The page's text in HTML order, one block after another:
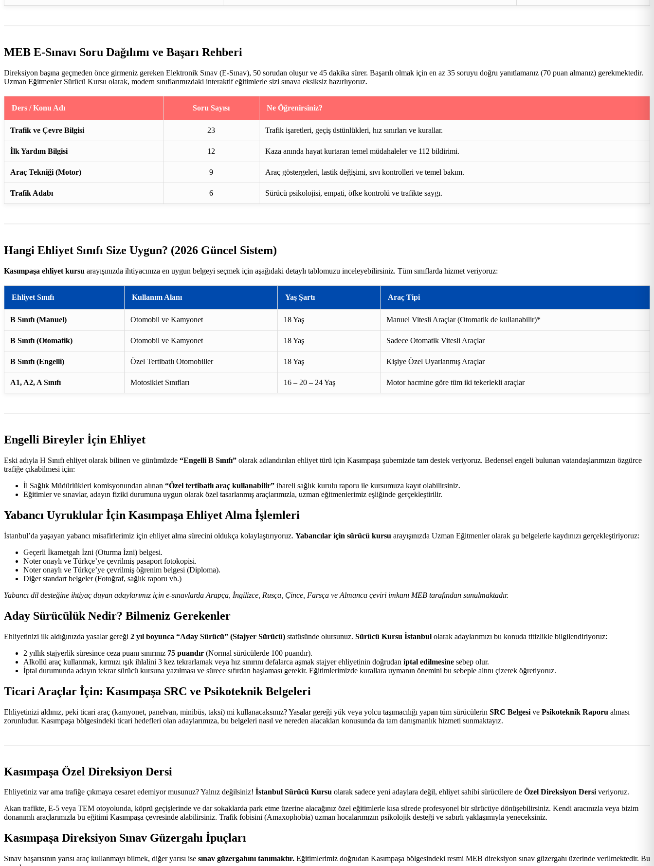
MEB E-Sınavı Soru Dağılımı ve Başarı Rehberi
Direksiyon başına geçmeden önce girmeniz gereken Elektronik Sınav (E-Sınav), 50 sorudan oluşur ve 45 dakika sürer. Başarılı olmak için en az 35 soruyu doğru yanıtlamanız (70 puan almanız) gerekmektedir.
Uzman Eğitmenler Sürücü Kursu olarak, modern sınıflarımızdaki interaktif eğitimlerle sizi sınava eksiksiz hazırlıyoruz.
Ders / Konu Adı Soru Sayısı Ne Öğrenirsiniz?
Trafik ve Çevre Bilgisi 23 Trafik işaretleri, geçiş üstünlükleri, hız sınırları ve kurallar.
İlk Yardım Bilgisi 12 Kaza anında hayat kurtaran temel müdahaleler ve 112 bildirimi.
Araç Tekniği (Motor) 9 Araç göstergeleri, lastik değişimi, sıvı kontrolleri ve temel bakım.
Trafik Adabı 6 Sürücü psikolojisi, empati, öfke kontrolü ve trafikte saygı.
Hangi Ehliyet Sınıfı Size Uygun? (2026 Güncel Sistem)
Kasımpaşa ehliyet kursu arayışınızda ihtiyacınıza en uygun belgeyi seçmek için aşağıdaki detaylı tablomuzu inceleyebilirsiniz. Tüm sınıflarda hizmet veriyoruz:
Ehliyet Sınıfı Kullanım Alanı Yaş Şartı Araç Tipi
B Sınıfı (Manuel) Otomobil ve Kamyonet 18 Yaş Manuel Vitesli Araçlar (Otomatik de kullanabilir)*
B Sınıfı (Otomatik) Otomobil ve Kamyonet 18 Yaş Sadece Otomatik Vitesli Araçlar
B Sınıfı (Engelli) Özel Tertibatlı Otomobiller 18 Yaş Kişiye Özel Uyarlanmış Araçlar
A1, A2, A Sınıfı Motosiklet Sınıfları 16 – 20 – 24 Yaş Motor hacmine göre tüm iki tekerlekli araçlar
Engelli Bireyler İçin Ehliyet
Eski adıyla H Sınıfı ehliyet olarak bilinen ve günümüzde “Engelli B Sınıfı” olarak adlandırılan ehliyet türü için Kasımpaşa şubemizde tam destek veriyoruz. Bedensel engeli bulunan vatandaşlarımızın özgürce
trafiğe çıkabilmesi için:
İl Sağlık Müdürlükleri komisyonundan alınan “Özel tertibatlı araç kullanabilir” ibareli sağlık kurulu raporu ile kursumuza kayıt olabilirsiniz.
Eğitimler ve sınavlar, adayın fiziki durumuna uygun olarak özel tasarlanmış araçlarımızla, uzman eğitmenlerimiz eşliğinde gerçekleştirilir.
Yabancı Uyruklular İçin Kasımpaşa Ehliyet Alma İşlemleri
İstanbul’da yaşayan yabancı misafirlerimiz için ehliyet alma sürecini oldukça kolaylaştırıyoruz. Yabancılar için sürücü kursu arayışınızda Uzman Eğitmenler olarak şu belgelerle kaydınızı gerçekleştiriyoruz:
Geçerli İkametgah İzni (Oturma İzni) belgesi.
Noter onaylı ve Türkçe’ye çevrilmiş pasaport fotokopisi.
Noter onaylı ve Türkçe’ye çevrilmiş öğrenim belgesi (Diploma).
Diğer standart belgeler (Fotoğraf, sağlık raporu vb.)
Yabancı dil desteğine ihtiyaç duyan adaylarımız için e-sınavlarda Arapça, İngilizce, Rusça, Çince, Farsça ve Almanca çeviri imkanı MEB tarafından sunulmaktadır.
Aday Sürücülük Nedir? Bilmeniz Gerekenler
Ehliyetinizi ilk aldığınızda yasalar gereği 2 yıl boyunca “Aday Sürücü” (Stajyer Sürücü) statüsünde olursunuz. Sürücü Kursu İstanbul olarak adaylarımızı bu konuda titizlikle bilgilendiriyoruz:
2 yıllık stajyerlik süresince ceza puanı sınırınız 75 puandır (Normal sürücülerde 100 puandır).
Alkollü araç kullanmak, kırmızı ışık ihlalini 3 kez tekrarlamak veya hız sınırını defalarca aşmak stajyer ehliyetinin doğrudan iptal edilmesine sebep olur.
İptal durumunda adayın tekrar sürücü kursuna yazılması ve sürece sıfırdan başlaması gerekir. Eğitimlerimizde kurallara uymanın önemini bu sebeple altını çizerek öğretiyoruz.
Ticari Araçlar İçin: Kasımpaşa SRC ve Psikoteknik Belgeleri
Ehliyetinizi aldınız, peki ticari araç (kamyonet, panelvan, minibüs, taksi) mi kullanacaksınız? Yasalar gereği yük veya yolcu taşımacılığı yapan tüm sürücülerin SRC Belgesi ve Psikoteknik Raporu alması
zorunludur. Kasımpaşa bölgesindeki ticari hedefleri olan adaylarımıza, bu belgeleri nasıl ve nereden alacakları konusunda da tam danışmanlık hizmeti sunmaktayız.
Kasımpaşa Özel Direksiyon Dersi
Ehliyetiniz var ama trafiğe çıkmaya cesaret edemiyor musunuz? Yalnız değilsiniz! İstanbul Sürücü Kursu olarak sadece yeni adaylara değil, ehliyet sahibi sürücülere de Özel Direksiyon Dersiveriyoruz.
Akan trafikte, E-5 veya TEM otoyolunda, köprü geçişlerinde ve dar sokaklarda park etme üzerine alacağınız özel eğitimlerle kısa sürede profesyonel bir sürücüye dönüşebilirsiniz. Kendi aracınızla veya bizim
donanımlı araçlarımızla bu eğitimi Kasımpaşa çevresinde alabilirsiniz. Trafik fobisini (Amaxophobia) uzman hocalarımızın psikolojik desteği ve sabırlı yaklaşımıyla yeneceksiniz.
Kasımpaşa Direksiyon Sınav Güzergahı İpuçları
Sınav başarısının yarısı araç kullanmayı bilmek, diğer yarısı ise sınav güzergahını tanımaktır. Eğitimlerimiz doğrudan Kasımpaşa bölgesindeki resmi MEB direksiyon sınav güzergahı üzerinde verilmektedir. Bu